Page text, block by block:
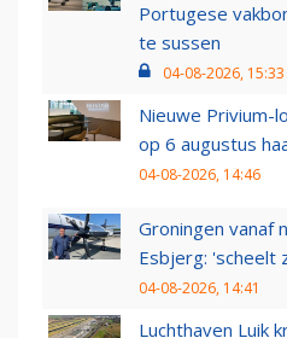
Portugese
te sussen
04-08-2026, 15:33
Nieuwe Privium-
op 6 augustus
04-08-2026, 14:46
Groningen vanaf
Esbjerg: 'scheelt
04-08-2026, 14:41
Luchthaven Luik